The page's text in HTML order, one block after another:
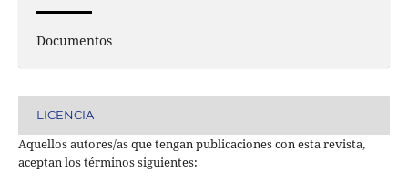
Documentos
LICENCIA
Aquellos autores/as que tengan publicaciones con esta revista,
aceptan los términos siguientes: